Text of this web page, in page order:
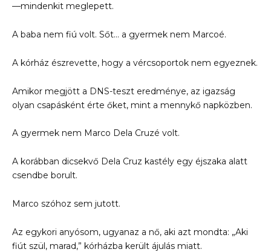
—mindenkit meglepett.
A baba nem fiú volt. Sőt… a gyermek nem Marcoé.
A kórház észrevette, hogy a vércsoportok nem egyeznek.
Amikor megjött a DNS-teszt eredménye, az igazság
olyan csapásként érte őket, mint a mennykő napközben.
A gyermek nem Marco Dela Cruzé volt.
A korábban dicsekvő Dela Cruz kastély egy éjszaka alatt
csendbe borult.
Marco szóhoz sem jutott.
Az egykori anyósom, ugyanaz a nő, aki azt mondta: „Aki
fiút szül, marad,” kórházba került ájulás miatt.